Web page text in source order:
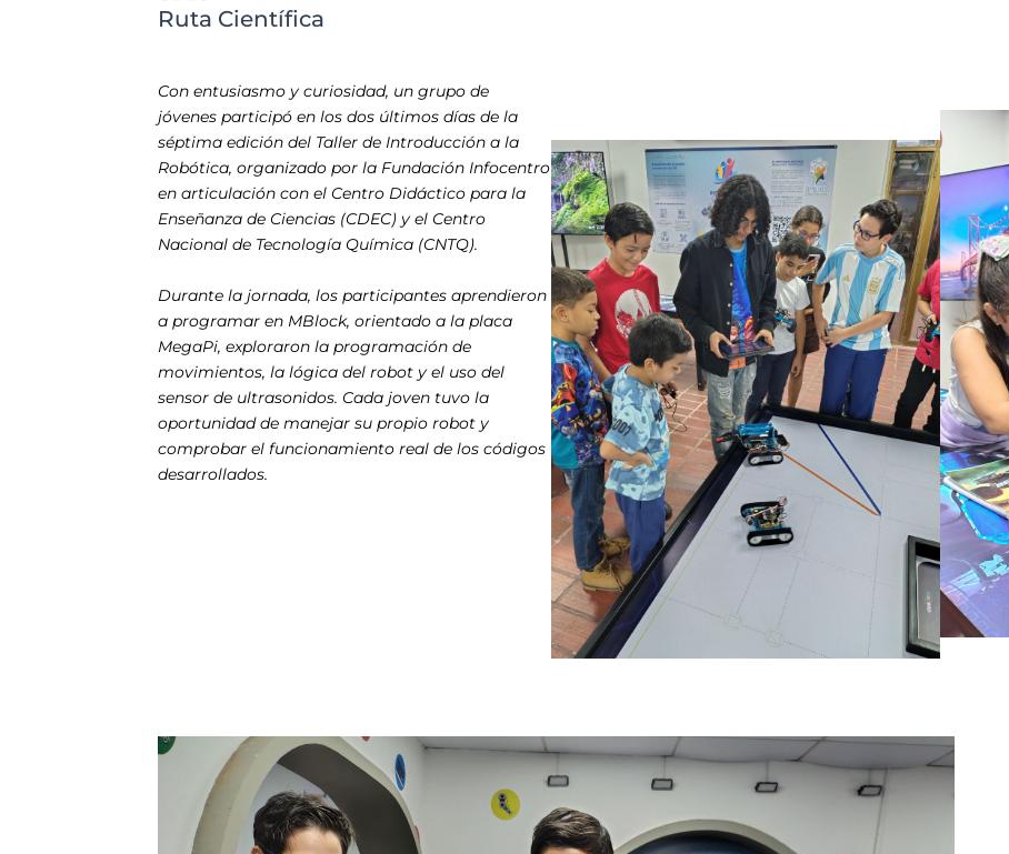
Ruta Científica
Con entusiasmo y curiosidad, un grupo de
jóvenes participó en los dos últimos días de la
séptima edición del Taller de Introducción a la
Robótica, organizado por la Fundación Infocentro
en articulación con el Centro Didáctico para la
Enseñanza de Ciencias (CDEC) y el Centro
Nacional de Tecnología Química (CNTQ).
Durante la jornada, los participantes aprendieron
a programar en MBlock, orientado a la placa
MegaPi, exploraron la programación de
movimientos, la lógica del robot y el uso del
sensor de ultrasonidos. Cada joven tuvo la
oportunidad de manejar su propio robot y
comprobar el funcionamiento real de los códigos
desarrollados.